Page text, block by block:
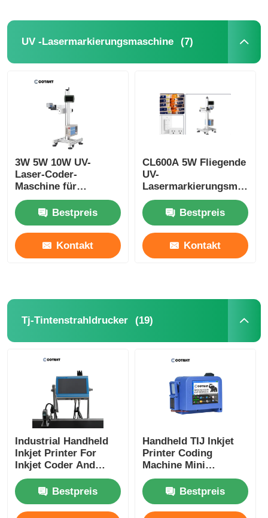
UV -Lasermarkierungsmaschine (7)
3W 5W 10W UV-
Laser-Coder-
Maschine für
Verfallsdatumsdruckmaschine
Bestpreis
Kontakt
CL600A 5W Fliegende
UV-
400W Sichtbare
Rückverfolgbarkeit
Bestpreis
Kontakt
Tj-Tintenstrahldrucker (19)
Industrial Handheld
Inkjet Printer For
Inkjet Coder And
Inkjet Marking
Bestpreis
Handheld TIJ Inkjet
Printer Coding
Machine Mini
Portable Inkjet Printer
Bestpreis